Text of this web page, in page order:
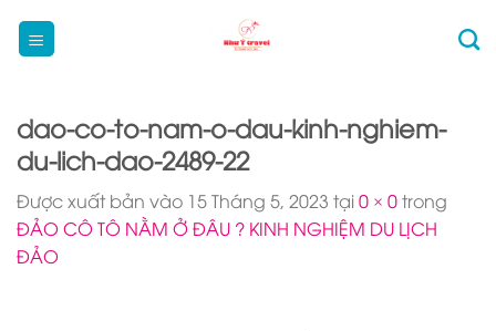
qua
dao-co-to-nam-o-dau-kinh-nghiem-
du-lich-dao-2489-22
Được xuất bản vào 15 Tháng 5, 2023 tại 0 × 0trong
ĐẢO CÔ TÔ NẰM Ở ĐÂU ? KINH NGHIỆM DU LỊCH
ĐẢO